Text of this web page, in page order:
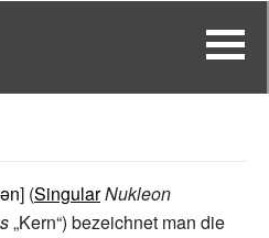
] (SingularNukleon
„Kern“) bezeichnet man die